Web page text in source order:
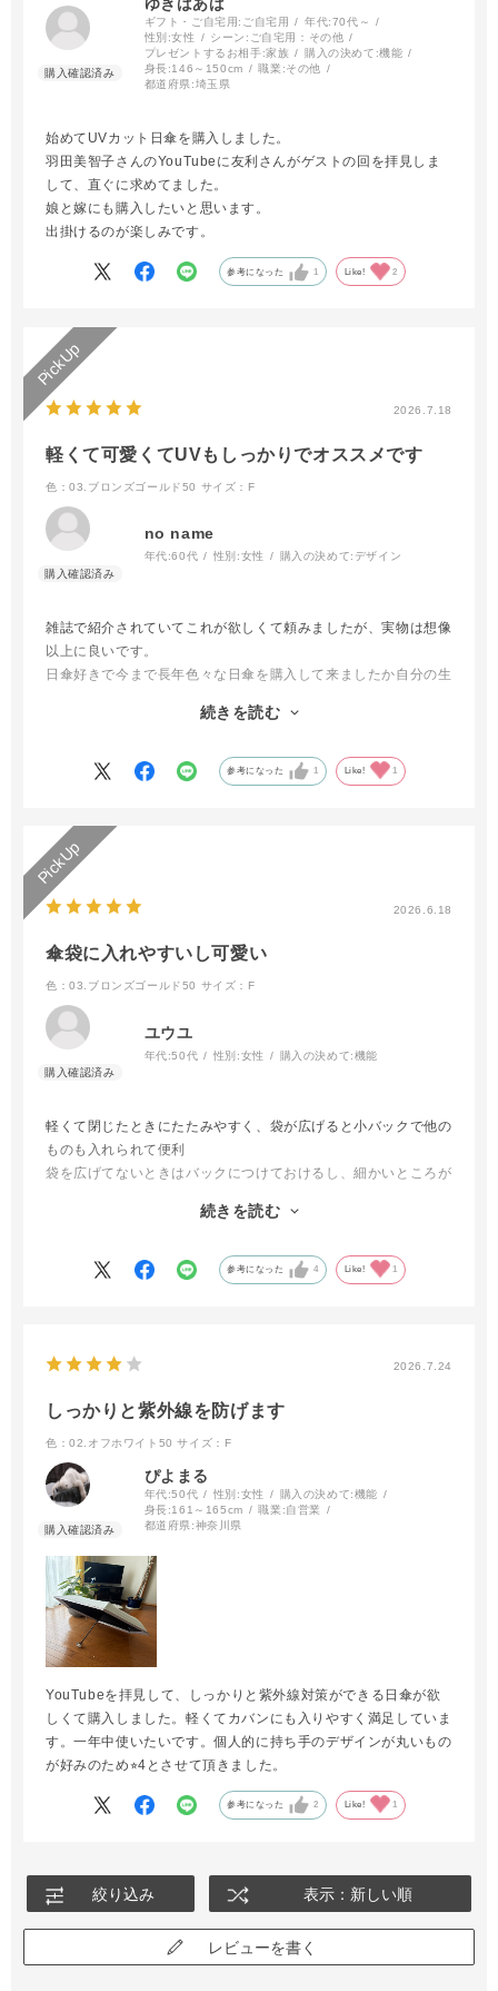
ゆきばあば
ギフト・ご自宅用: ご自宅用 年代:70代～
性別:女性 シーン: ご自宅用：その他
プレゼントするお相手:家族 購入の決めて:機能
身長:146～150cm 職業:その他
都道府県:埼玉県
始めてUVカット日傘を購入しました。
羽田美智子さんのYouTubeに友利さんがゲストの回を拝見しま
して、直ぐに求めてました。
娘と嫁にも購入したいと思います。
出掛けるのが楽しみです。
参考になった 1 Like! 2
2026.7.18
軽くて可愛くてUVもしっかりでオススメです
色：03.ブロンズゴールド50 サイズ：F
no name
年代:60代 性別:女性 購入の決めて: デザイン
雑誌で紹介されていてこれが欲しくて頼みましたが、実物は想像
以上に良いです。
日傘好きで今まで長年色々な日傘を購入して来ましたか自分の生
軽くてコンパクト。色も可愛くてシンプルなデザインがどの洋服
るのは私だけでしょうか？
もう一本購入しようかと悩み中です。
続きを読む
参考になった 1 Like! 1
2026.6.18
傘袋に入れやすいし可愛い
色：03.ブロンズゴールド50 サイズ：F
ユウユ
年代:50代 性別:女性 購入の決めて:機能
軽くて閉じたときにたたみやすく、袋が広げると小バックで他の
ものも入れられて便利
袋を広げてないときはバックにつけておけるし、細かいところが
す、とても気に入りました、去年は売り切れていたので、今年は
続きを読む
参考になった 4 Like! 1
2026.7.24
しっかりと紫外線を防げます
色：02.オフホワイト50 サイズ：F
ぴよまる
年代:50代 性別:女性 購入の決めて:機能
身長:161～165cm 職業:自営業
都道府県:神奈川県
YouTubeを拝見して、しっかりと紫外線対策ができる日傘が欲
しくて購入しました。軽くてカバンにも入りやすく満足していま
す。一年中使いたいです。個人的に持ち手のデザインが丸いもの
が好みのため⭐︎4とさせて頂きました。
参考になった 2 Like! 1
絞り込み 表示：新しい順
レビューを書く